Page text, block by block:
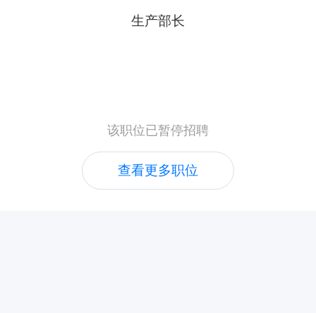
生产部长
该职位已暂停招聘
查看更多职位